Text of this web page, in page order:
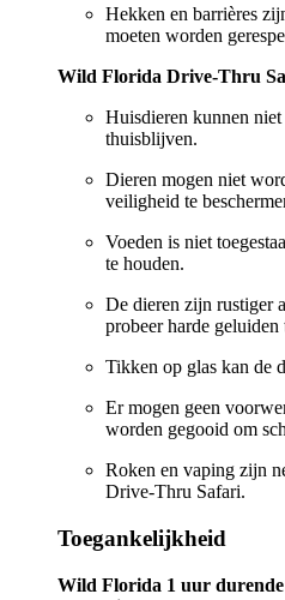
Hekken en barrières
moeten worden
Wild Florida Drive-Thru
Huisdieren kunnen
thuisblijven.
Dieren mogen niet
veiligheid te
Voeden is niet
te houden.
De dieren zijn rustiger
probeer harde
Tikken op glas kan de
Er mogen geen
worden gegooid om
Roken en vaping zijn
Drive-Thru Safari.
Toegankelijkheid
Wild Florida 1 uur